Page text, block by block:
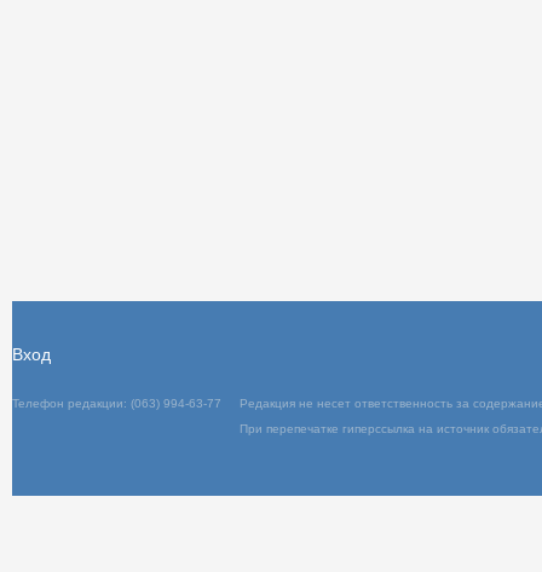
Телефон редакции: (063) 994-63-77
При